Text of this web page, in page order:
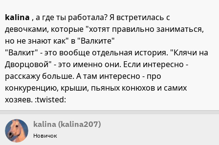
kalina , а где ты работала? Я встретилась с
девочками, которые "хотят правильно заниматься,
но не знают как" в "Валките"
"Валкит" - это вообще отдельная история. "Клячи на
Дворцовой" - это именно они. Если интересно -
расскажу больше. А там интересно - про
конкуренцию, крыши, пьяных конюхов и самих
хозяев. :twisted:
kalina (kalina207)
Новичок